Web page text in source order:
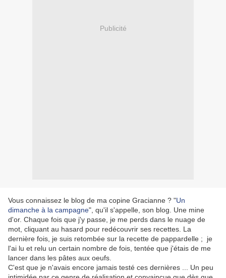
Publicité
Vous connaissez le blog de ma copine Gracianne ? "Un
dimanche à la campagne", qu'il s'appelle, son blog. Une mine
d'or. Chaque fois que j'y passe, je me perds dans le nuage de
mot, cliquant au hasard pour redécouvrir ses recettes. La
dernière fois, je suis retombée sur la recette de pappardelle ; je
l'ai lu et relu un certain nombre de fois, tentée que j'étais de me
lancer dans les pâtes aux oeufs.
C'est que je n'avais encore jamais testé ces dernières ... Un peu